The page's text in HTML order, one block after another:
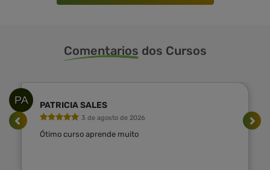
Comentarios dos Cursos
PA PATRICIA SALES
3 de agosto de 2026
Ótimo curso aprende muito